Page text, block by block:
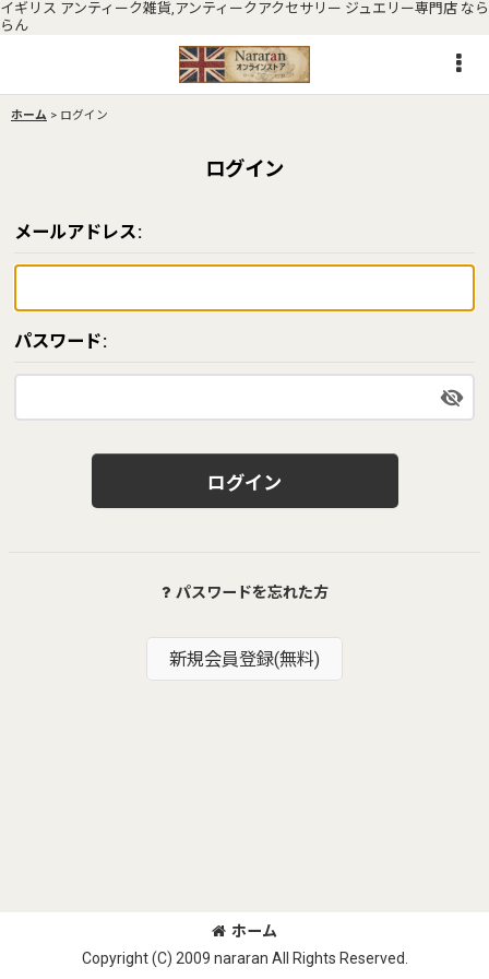
イギリス アンティーク雑貨,アンティークアクセサリー ジュエリー専門店 なら
らん
ホーム > ログイン
ログイン
メールアドレス:
パスワード:
ログイン
パスワードを忘れた方
新規会員登録(無料)
ホーム
Copyright (C) 2009 nararan All Rights Reserved.